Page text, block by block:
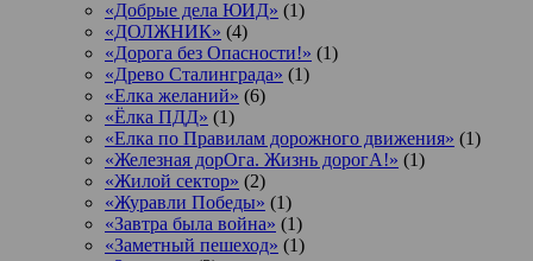
«Добрые дела ЮИД» (1)
«ДОЛЖНИК» (4)
«Дорога без Опасности!» (1)
«Древо Сталинграда» (1)
«Елка желаний» (6)
«Ёлка ПДД» (1)
«Елка по Правилам дорожного движения» (1)
«Железная дорОга. Жизнь дорогА!» (1)
«Жилой сектор» (2)
«Журавли Победы» (1)
«Завтра была война» (1)
«Заметный пешеход» (1)